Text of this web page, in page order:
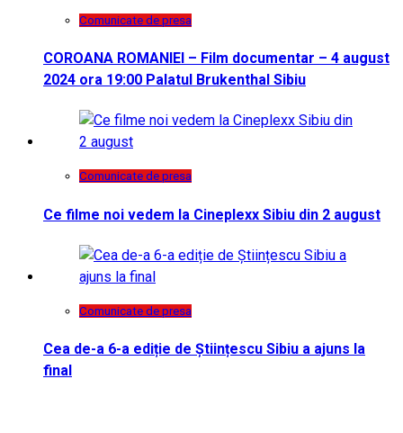
Comunicate de presa
COROANA ROMANIEI – Film documentar – 4 august
2024 ora 19:00 Palatul Brukenthal Sibiu
Comunicate de presa
Ce filme noi vedem la Cineplexx Sibiu din 2 august
Comunicate de presa
Cea de-a 6-a ediție de Științescu Sibiu a ajuns la
final